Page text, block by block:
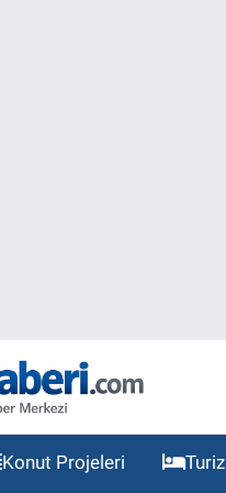
Konut Projeleri